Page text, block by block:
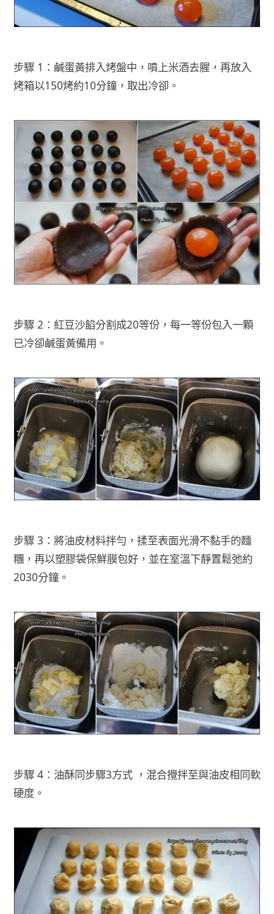
步驟 1：鹹蛋黃排入烤盤中，噴上米酒去腥，再放入
烤箱以150烤約10分鐘，取出冷卻。
步驟 2：紅豆沙餡分割成20等份，每一等份包入一顆
已冷卻鹹蛋黃備用。
步驟 3：將油皮材料拌勻，揉至表面光滑不黏手的麵
糰，再以塑膠袋保鮮膜包好，並在室溫下靜置鬆弛約
2030分鐘。
步驟 4：油酥同步驟3方式 ，混合攪拌至與油皮相同軟
硬度。